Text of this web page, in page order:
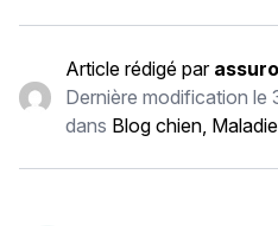
Article rédigé par
Dernière modification le
dans Blog chien,